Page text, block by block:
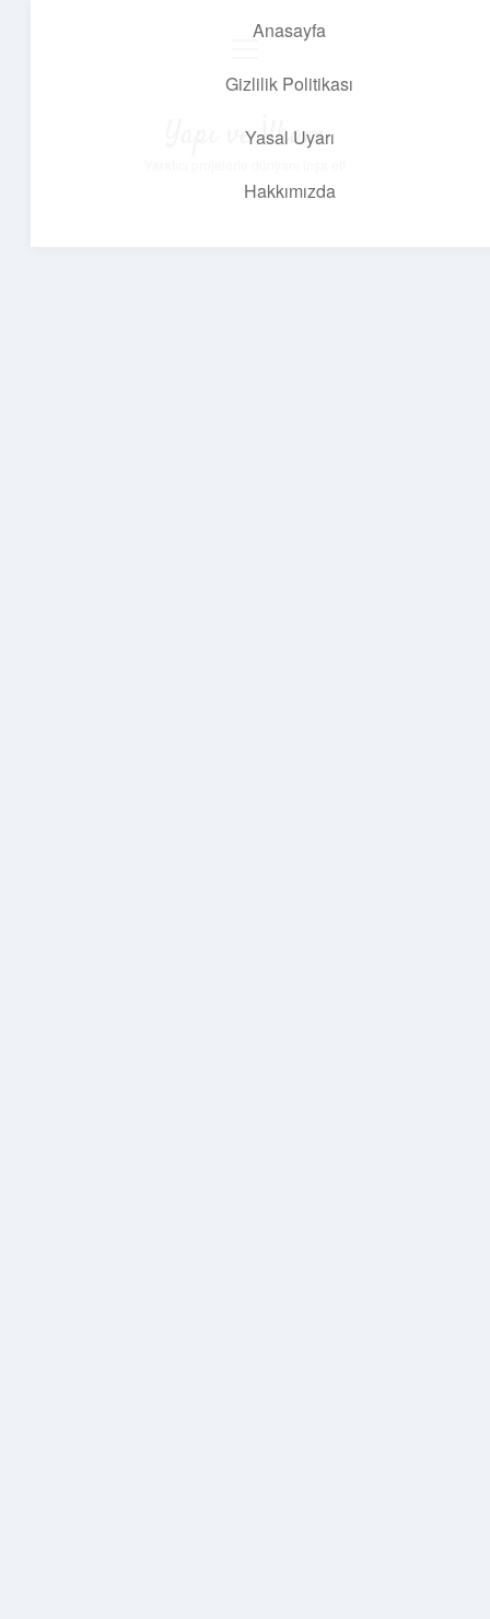
Anasayfa
Gizlilik Politikası
Yasal Uyarı
Hakkımızda
Yapı ve İlham